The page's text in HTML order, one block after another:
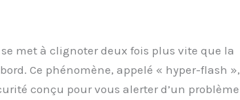
met à clignoter deux fois plus vite que la
Ce phénomène, appelé « hyper-flash »,
conçu pour vous alerter d’un problème